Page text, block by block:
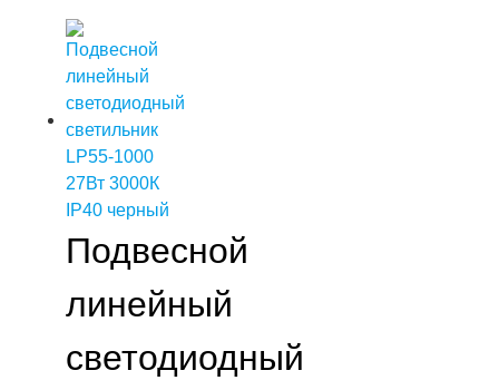
Подвесной
линейный
светодиодный